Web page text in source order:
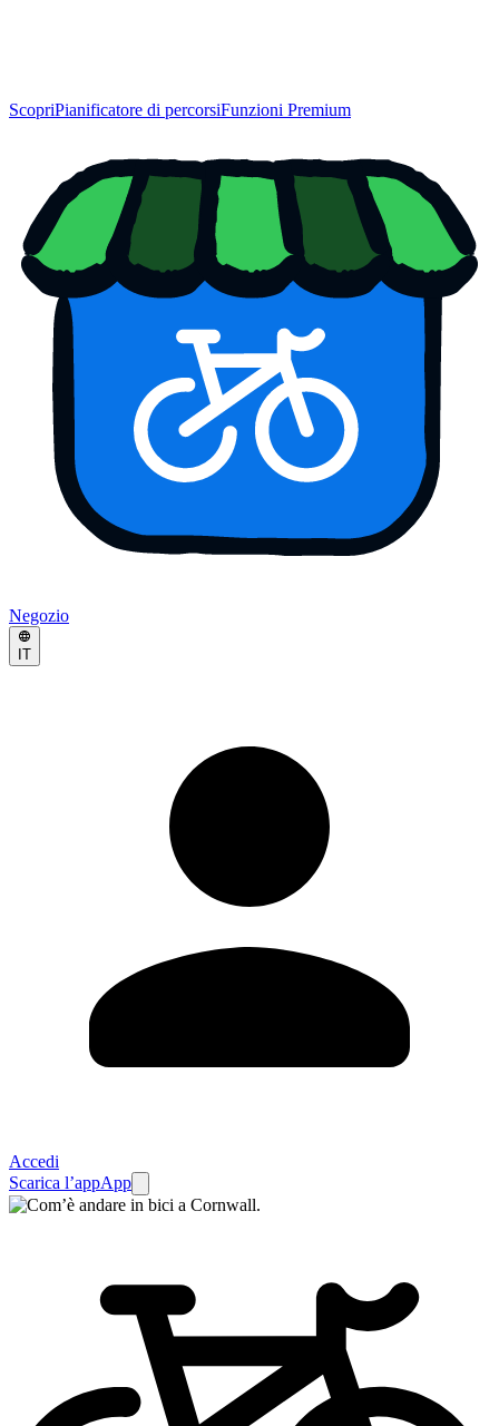
ScopriPianificatore di percorsiFunzioni Premium
Negozio
IT
Accedi
Scarica l’appApp